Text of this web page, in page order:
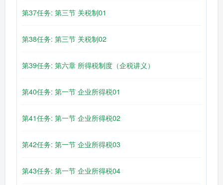
第37任务: 第三节 关税制01
第38任务: 第三节 关税制02
第39任务: 第六章 所得税制度（企税讲义）
第40任务: 第一节 企业所得税01
第41任务: 第一节 企业所得税02
第42任务: 第一节 企业所得税03
第43任务: 第一节 企业所得税04